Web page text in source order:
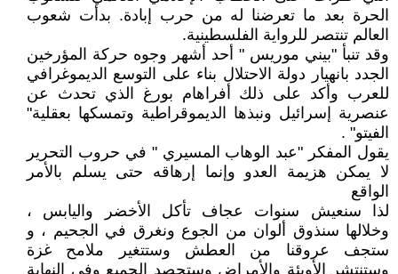
الحرة بعد ما تعرضنا له من حرب إبادة. بدأت شعوب
العالم تنتصر للرواية الفلسطينية.
وقد تنبأ "بيني موريس " أحد أشهر وجوه حركة المؤرخين
الجدد بانهيار دولة الاحتلال بناء على التوسع الديموغرافي
للعرب وأكد على ذلك أفراهام بورغ الذي تحدث عن
عنصرية إسرائيل ونبذها الديموقراطية وتمسكها بعقلية"
الفيتو" .
يقول المفكر "عبد الوهاب المسيري " في حروب التحرير
لا يمكن هزيمة العدو وإنما إرهاقه حتى يسلم بالأمر
الواقع
لذا سنعيش سنوات عجاف تأكل الأخضر واليابس ،
وخلالها سنذوق ألوان من الجوع ونغرق في الجحيم ، و
ستجف عروقنا من العطش وستتغير ملامح غزة
وستنتشر الأوبئة والأمراض وستحصد الجميع وفي النهاية